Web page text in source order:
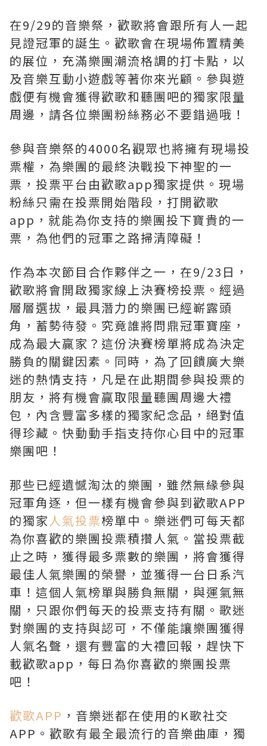
在9/29的音樂祭，歡歌將會跟所有人一起
見證冠軍的誕生。歡歌會在現場佈置精美
的展位，充滿樂團潮流格調的打卡點，以
及音樂互動小遊戲等著你來光顧。參與遊
戲便有機會獲得歡歌和聽團吧的獨家限量
周邊，請各位樂團粉絲務必不要錯過哦！
參與音樂祭的4000名觀眾也將擁有現場投
票權，為樂團的最終決戰投下神聖的一
票，投票平台由歡歌app獨家提供。現場
粉絲只需在投票開始階段，打開歡歌
app，就能為你支持的樂團投下寶貴的一
票，為他們的冠軍之路掃清障礙！
作為本次節目合作夥伴之一，在9/23日，
歡歌將會開啟獨家線上決賽榜投票。經過
層層選拔，最具潛力的樂團已經嶄露頭
角，蓄勢待發。究竟誰將問鼎冠軍寶座，
成為最大贏家？這份決賽榜單將成為決定
勝負的關鍵因素。同時，為了回饋廣大樂
迷的熱情支持，凡是在此期間參與投票的
朋友，將有機會贏取限量聽團周邊大禮
包，內含豐富多樣的獨家紀念品，絕對值
得珍藏。快動動手指支持你心目中的冠軍
樂團吧！
那些已經遺憾淘汰的樂團，雖然無緣參與
冠軍角逐，但一樣有機會參與到歡歌APP
的獨家人氣投票榜單中。樂迷們可每天都
為你喜歡的樂團投票積攢人氣。當投票截
止之時，獲得最多票數的樂團，將會獲得
最佳人氣樂團的榮譽，並獲得一台日系汽
車！這個人氣榜單與勝負無關，與運氣無
關，只跟你們每天的投票支持有關。歌迷
對樂團的支持與認可，不僅能讓樂團獲得
人氣名聲，還有豐富的大禮回報，趕快下
載歡歌app，每日為你喜歡的樂團投票
吧！
歡歌APP ，音樂迷都在使用的K歌社交
APP。歡歌有最全最流行的音樂曲庫，獨